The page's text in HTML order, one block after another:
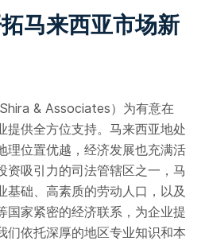
马来西亚市场新
& Associates）为有意在
提供全方位支持。马来西亚地处
理位置优越，经济发展也充满活
资吸引力的司法管辖区之一，马
基础、高素质的劳动人口，以及
国家紧密的经济联系，为企业提
们依托深厚的地区专业知识和本